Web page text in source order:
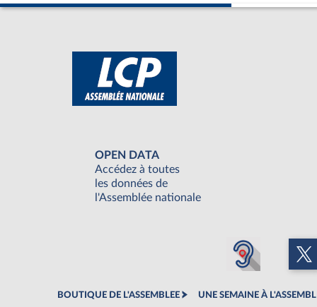
OPEN DATA
Accédez à toutes
les données de
l'Assemblée nationale
BOUTIQUE DE L'ASSEMBLEE UNE SEMAINE À